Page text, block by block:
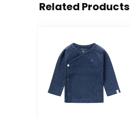
Related Products